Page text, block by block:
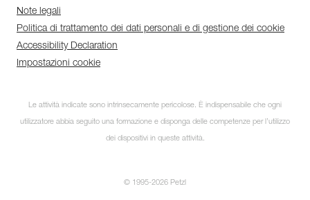
Note legali
Politica di trattamento dei dati personali e di gestione dei cookie
Accessibility Declaration
Impostazioni cookie
Le attività indicate sono intrinsecamente pericolose. È indispensabile che ogni
utilizzatore abbia seguito una formazione e disponga delle competenze per l’utilizzo
dei dispositivi in queste attività.
© 1995-2026 Petzl